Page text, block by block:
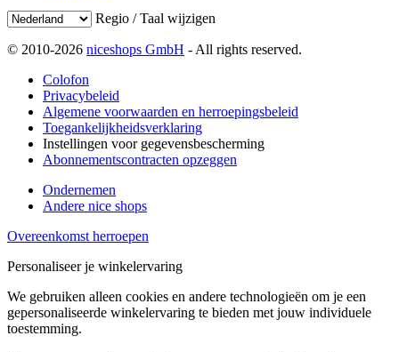
Regio / Taal wijzigen
© 2010-2026 niceshops GmbH - All rights reserved.
Colofon
Privacybeleid
Algemene voorwaarden en herroepingsbeleid
Toegankelijkheidsverklaring
Instellingen voor gegevensbescherming
Abonnementscontracten opzeggen
Ondernemen
Andere nice shops
Overeenkomst herroepen
Personaliseer je winkelervaring
We gebruiken alleen cookies en andere technologieën om je een
gepersonaliseerde winkelervaring te bieden met jouw individuele
toestemming.